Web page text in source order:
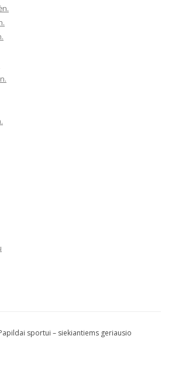
sportui – siekiantiems geriausio